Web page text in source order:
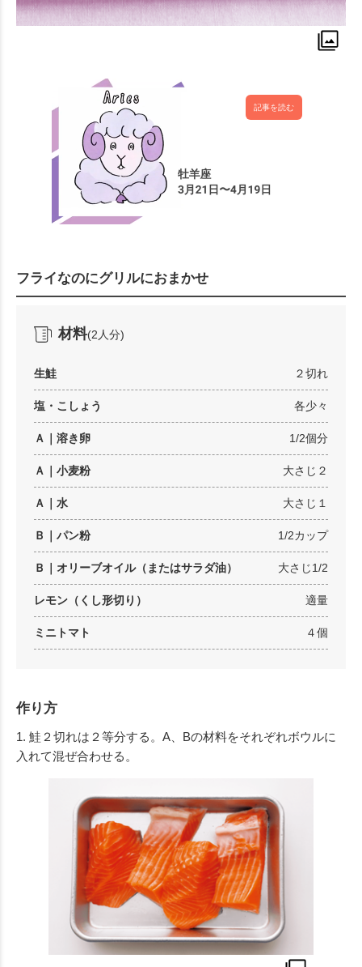
記事を読む
フライなのにグリルにおまかせ
材料(2人分)
生鮭 ２切れ
塩・こしょう 各少々
Ａ｜溶き卵 1/2個分
Ａ｜小麦粉 大さじ２
Ａ｜水 大さじ１
Ｂ｜パン粉 1/2カップ
Ｂ｜オリーブオイル（またはサラダ油） 大さじ1/2
レモン（くし形切り） 適量
ミニトマト ４個
作り方
1. 鮭２切れは２等分する。A、Bの材料をそれぞれボウルに
入れて混ぜ合わせる。